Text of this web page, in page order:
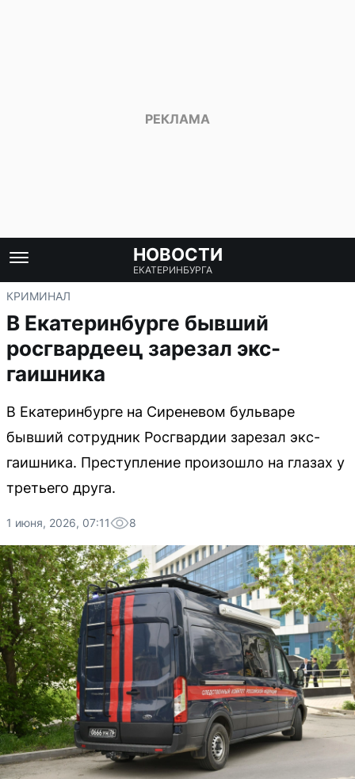
НОВОСТИ
ЕКАТЕРИНБУРГА
КРИМИНАЛ
В Екатеринбурге бывший
росгвардеец зарезал экс-
гаишника
В Екатеринбурге на Сиреневом бульваре
бывший сотрудник Росгвардии зарезал экс-
гаишника. Преступление произошло на глазах у
третьего друга.
1 июня, 2026, 07:11 8